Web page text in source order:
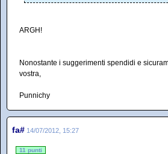
ARGH!
Nonostante i suggerimenti spendidi e
vostra,
Punnichy
fa# 14/07/2012, 15:27
11 punti